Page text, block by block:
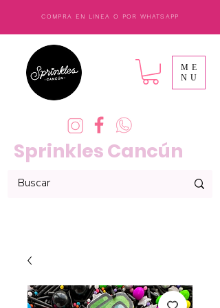
COMPRA EN LINEA O POR WHATSAPP
Sprinkles Cancún
ME
NU